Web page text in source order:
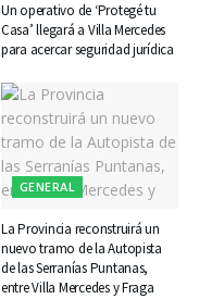
Un operativo de ‘Protegé tu
Casa’ llegará a Villa Mercedes
para acercar seguridad jurídica
GENERAL
La Provincia reconstruirá un
nuevo tramo de la Autopista
de las Serranías Puntanas,
entre Villa Mercedes y Fraga